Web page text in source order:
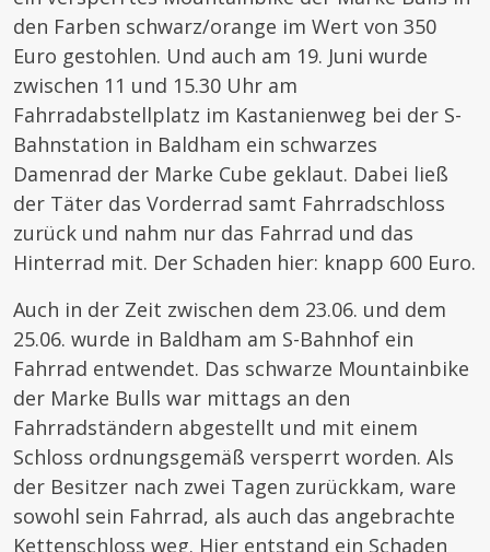
den Farben schwarz/orange im Wert von 350
Euro gestohlen. Und auch am 19. Juni wurde
zwischen 11 und 15.30 Uhr am
Fahrradabstellplatz im Kastanienweg bei der S-
Bahnstation in Baldham ein schwarzes
Damenrad der Marke Cube geklaut. Dabei ließ
der Täter das Vorderrad samt Fahrradschloss
zurück und nahm nur das Fahrrad und das
Hinterrad mit. Der Schaden hier: knapp 600 Euro.
Auch in der Zeit zwischen dem 23.06. und dem
25.06. wurde in Baldham am S-Bahnhof ein
Fahrrad entwendet. Das schwarze Mountainbike
der Marke Bulls war mittags an den
Fahrradständern abgestellt und mit einem
Schloss ordnungsgemäß versperrt worden. Als
der Besitzer nach zwei Tagen zurückkam, ware
sowohl sein Fahrrad, als auch das angebrachte
Kettenschloss weg. Hier entstand ein Schaden